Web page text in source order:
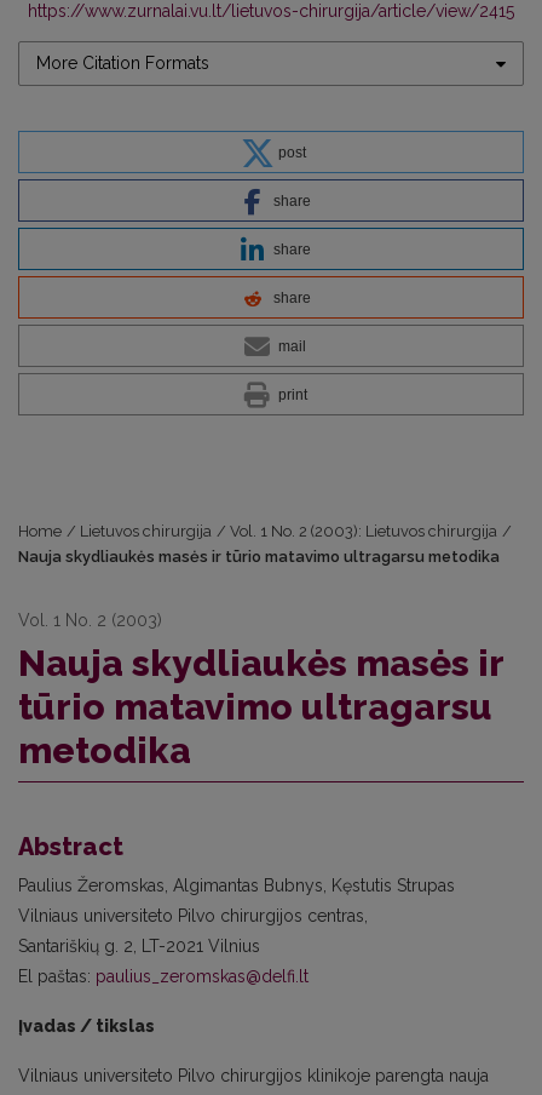
https://www.zurnalai.vu.lt/lietuvos-chirurgija/article/view/2415
More Citation Formats
post
share
share
share
mail
print
Home / Lietuvos chirurgija / Vol. 1 No. 2 (2003): Lietuvos chirurgija /
Nauja skydliaukės masės ir tūrio matavimo ultragarsu metodika
Vol. 1 No. 2 (2003)
Nauja skydliaukės masės ir
tūrio matavimo ultragarsu
metodika
Abstract
Paulius Žeromskas, Algimantas Bubnys, Kęstutis Strupas
Vilniaus universiteto Pilvo chirurgijos centras,
Santariškių g. 2, LT-2021 Vilnius
El paštas: paulius_zeromskas@delfi.lt
Įvadas / tikslas
Vilniaus universiteto Pilvo chirurgijos klinikoje parengta nauja